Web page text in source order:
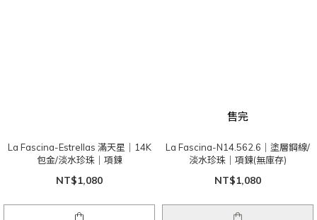
La Fascina-Estrellas 滿天星｜14K
包金/淡水珍珠｜項鍊
NT$1,080
售完
La Fascina-N14.562.6｜塗層鋼線/
淡水珍珠｜項鍊(無庫存)
NT$1,080